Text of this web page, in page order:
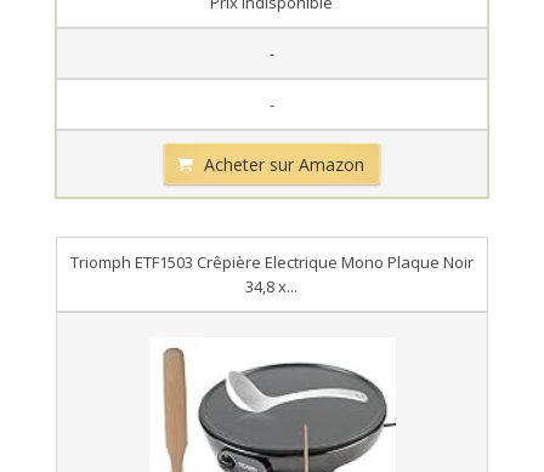
-
-
Acheter sur Amazon
Triomph ETF1503 Crêpière Electrique Mono Plaque Noir
34,8 x...